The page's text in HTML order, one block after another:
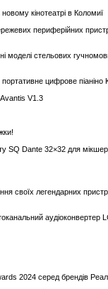
кінотеатрі в Коломиї
периферійних
моделі стельових
цифрове піаніно
V1.3
SQ Dante 32×32 для
своїх легендарних
аудіоконвертер
2024 серед брендів